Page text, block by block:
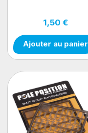
1,50 €
Ajouter au panier